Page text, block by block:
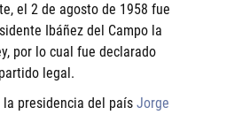
el 2 de agosto de 1958 fue
Ibáñez del Campo la
por lo cual fue declarado
legal.
la presidencia del país Jorge